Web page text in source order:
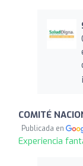
COMITÉ
Publicada en
Experiencia